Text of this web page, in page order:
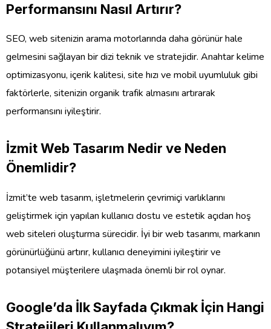
Performansını Nasıl Artırır?
SEO, web sitenizin arama motorlarında daha görünür hale
gelmesini sağlayan bir dizi teknik ve stratejidir. Anahtar kelime
optimizasyonu, içerik kalitesi, site hızı ve mobil uyumluluk gibi
faktörlerle, sitenizin organik trafik almasını artırarak
performansını iyileştirir.
İzmit Web Tasarım Nedir ve Neden
Önemlidir?
İzmit’te web tasarım, işletmelerin çevrimiçi varlıklarını
geliştirmek için yapılan kullanıcı dostu ve estetik açıdan hoş
web siteleri oluşturma sürecidir. İyi bir web tasarımı, markanın
görünürlüğünü artırır, kullanıcı deneyimini iyileştirir ve
potansiyel müşterilere ulaşmada önemli bir rol oynar.
Google’da İlk Sayfada Çıkmak İçin Hangi